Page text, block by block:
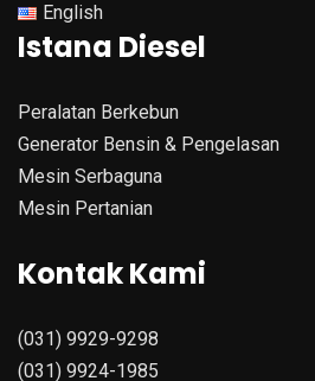
English
Istana Diesel
Peralatan Berkebun
Generator Bensin & Pengelasan
Mesin Serbaguna
Mesin Pertanian
Kontak Kami
(031) 9929-9298
(031) 9924-1985